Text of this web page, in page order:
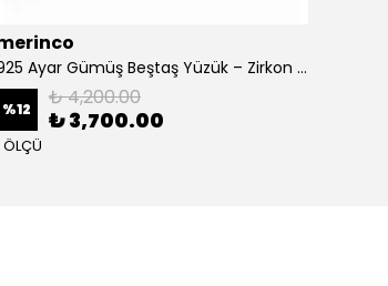
925 Ayar Gümüş Beştaş Yüzük – Zirkon Taşlı Şık Kadın Yüzük Modeli
%12 ₺ 4,200.00
₺ 3,700.00
ÖLÇÜ